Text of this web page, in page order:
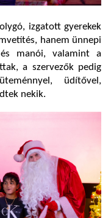
izgatott gyerekek
hanem ünnepi
manói, valamint a
a szervezők pedig
üdítővel,
nekik.